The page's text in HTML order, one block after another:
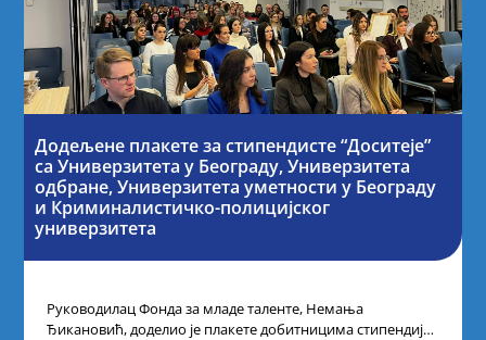
Додељене плакете за стипендисте “Доситеје”
са Универзитета у Београду, Универзитета
одбране, Универзитета уметности у Београду
и Криминалистичко-полицијског
универзитета
Руководилац Фонда за младе таленте, Немања
Ђикановић, доделио је плакете добитницима стипендије